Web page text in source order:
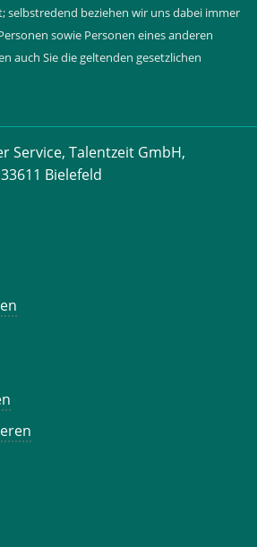
selbstredend beziehen wir uns dabei immer
sowie Personen eines anderen
auch Sie die geltenden gesetzlichen
Service, Talentzeit GmbH,
Bielefeld